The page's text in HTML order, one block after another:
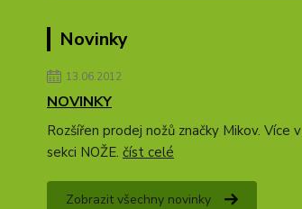
Novinky
13.06.2012
NOVINKY
Rozšířen prodej nožů značky Mikov. Více v
sekci NOŽE. číst celé
Zobrazit všechny novinky